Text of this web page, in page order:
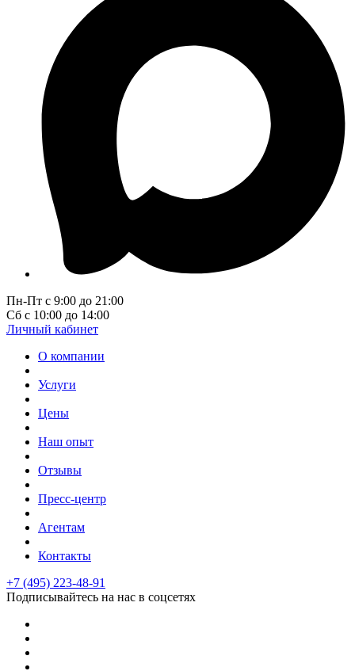
Пн-Пт с 9:00 до 21:00
Сб с 10:00 до 14:00
Личный кабинет
О компании
Услуги
Цены
Наш опыт
Отзывы
Пресс-центр
Агентам
Контакты
+7 (495) 223-48-91
Подписывайтесь на нас в соцсетях